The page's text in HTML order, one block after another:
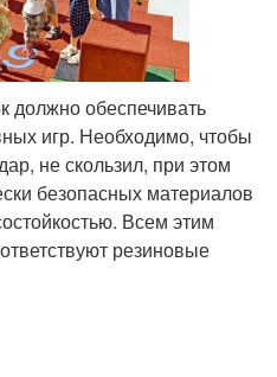
должно обеспечивать
игр. Необходимо, чтобы
не скользил, при этом
безопасных материалов
Всем этим
резиновые